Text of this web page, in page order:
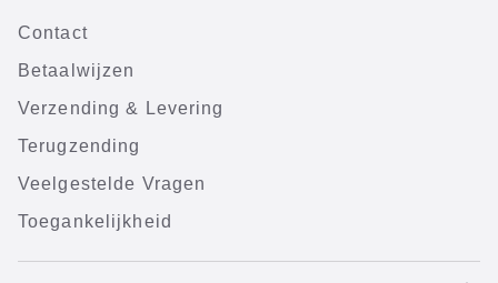
Contact
Betaalwijzen
Verzending & Levering
Terugzending
Veelgestelde Vragen
Toegankelijkheid